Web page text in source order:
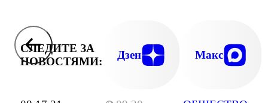
СЛЕДИТЕ ЗА
НОВОСТЯМИ:
Дзен Макс